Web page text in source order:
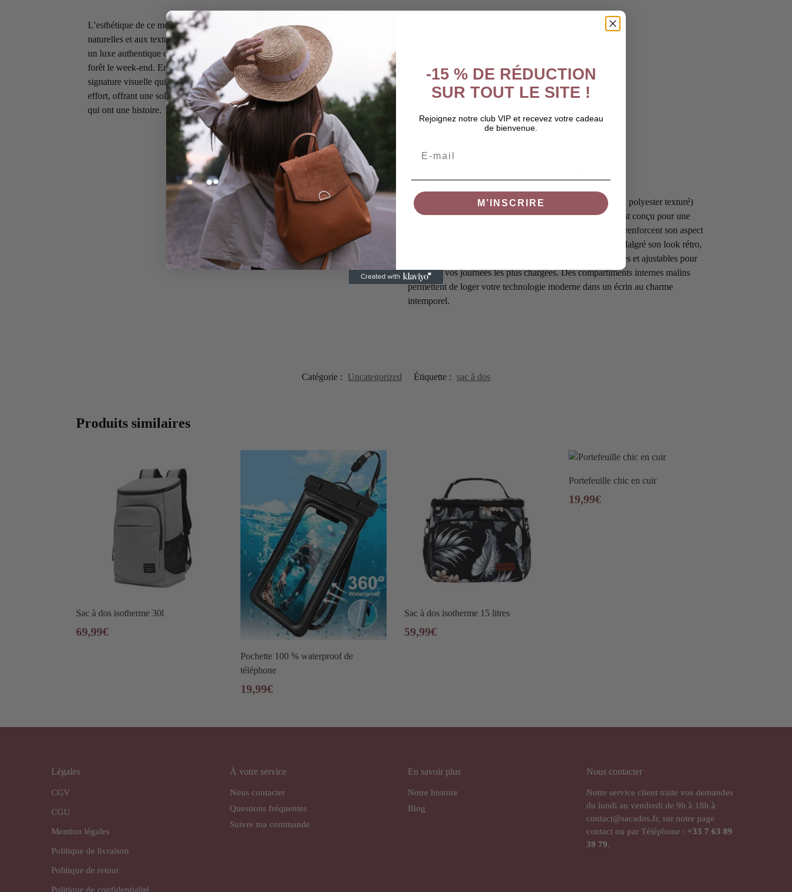
L’esthétique de ce modèle repose sur son design « Slow-Travel » aux teintes
naturelles et aux textures riches. C’est l’atout idéal pour le citadin qui recherche
un luxe authentique capable de passer d’un bureau moderne à une escapade en
forêt le week-end. En choisissant ce sac roll-top vintage, vous optez pour une
signature visuelle qui privilégie la noblesse des matières et une polyvalence sans
effort, offrant une solution de transport qui valorise votre goût pour les objets
qui ont une histoire.
Fabriqué en textile haute densité (type canevas de coton ou polyester texturé)
avec des accents de similicuir ou de cuir véritable, ce sac est conçu pour une
longévité exceptionnelle. Les boucles et rivets métalliques renforcent son aspect
rustique tout en garantissant une solidité à toute épreuve. Malgré son look rétro,
il ne sacrifie pas votre confort : les bretelles sont matelassées et ajustables pour
supporter vos journées les plus chargées. Des compartiments internes malins
permettent de loger votre technologie moderne dans un écrin au charme
intemporel.
Catégorie : Uncategorized Étiquette : sac à dos
Produits similaires
Sac à dos isotherme 30l
69,99€
Pochette 100 % waterproof de
téléphone
19,99€
Sac à dos isotherme 15 litres
59,99€
Portefeuille chic en cuir
19,99€
Légales
CGV
CGU
Mention légales
Politique de livraison
Politique de retour
Politique de confidentialité
À votre service
Nous contacter
Questions fréquentes
Suivre ma commande
En savoir plus
Notre histoire
Blog
Nous contacter
Notre service client traite vos demandes
du lundi au vendredi de 9h à 18h à
contact@sacados.fr, sur notre page
contact ou par Téléphone : +33 7 63 89
39 79.
-15 % DE RÉDUCTION
SUR TOUT LE SITE !
Rejoignez notre club VIP et recevez votre cadeau
de bienvenue.
M’INSCRIRE